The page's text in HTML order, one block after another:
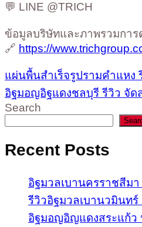
💬 LINE @TRICH
ข้อมูลบริษัทและภาพรวมการ
🔗 https://
แผ่นพื้นสำเร็จรูปรามคำแหง
อิฐมอญอิฐแดงชลบุรี รีวิว จัด
Search
Recent Posts
อิฐมวลเบานครราชสีม
รีวิวอิฐมวลเบานวมินท
อิฐมอญอิญแดงสระแก้